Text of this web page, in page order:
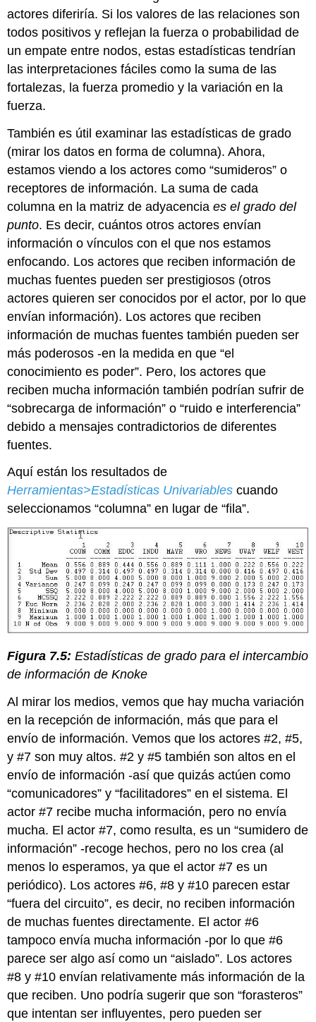
actores diferiría. Si los valores de las relaciones son
todos positivos y reflejan la fuerza o probabilidad de
un empate entre nodos, estas estadísticas tendrían
las interpretaciones fáciles como la suma de las
fortalezas, la fuerza promedio y la variación en la
fuerza.
También es útil examinar las estadísticas de grado
(mirar los datos en forma de columna). Ahora,
estamos viendo a los actores como “sumideros” o
receptores de información. La suma de cada
columna en la matriz de adyacenciaes el grado del
punto. Es decir, cuántos otros actores envían
información o vínculos con el que nos estamos
enfocando. Los actores que reciben información de
muchas fuentes pueden ser prestigiosos (otros
actores quieren ser conocidos por el actor, por lo que
envían información). Los actores que reciben
información de muchas fuentes también pueden ser
más poderosos -en la medida en que “el
conocimiento es poder”. Pero, los actores que
reciben mucha información también podrían sufrir de
“sobrecarga de información” o “ruido e interferencia”
debido a mensajes contradictorios de diferentes
fuentes.
Aquí están los resultados de
Herramientas>Estadísticas Univariables cuando
seleccionamos “columna” en lugar de “fila”.
Figura 7.5: Estadísticas de grado para el intercambio
de información de Knoke
Al mirar los medios, vemos que hay mucha variación
en la recepción de información, más que para el
envío de información. Vemos que los actores #2, #5,
y #7 son muy altos. #2 y #5 también son altos en el
envío de información -así que quizás actúen como
“comunicadores” y “facilitadores” en el sistema. El
actor #7 recibe mucha información, pero no envía
mucha. El actor #7, como resulta, es un “sumidero de
información” -recoge hechos, pero no los crea (al
menos lo esperamos, ya que el actor #7 es un
periódico). Los actores #6, #8 y #10 parecen estar
“fuera del circuito”, es decir, no reciben información
de muchas fuentes directamente. El actor #6
tampoco envía mucha información -por lo que #6
parece ser algo así como un “aislado”. Los actores
#8 y #10 envían relativamente más información de la
que reciben. Uno podría sugerir que son “forasteros”
que intentan ser influyentes, pero pueden ser